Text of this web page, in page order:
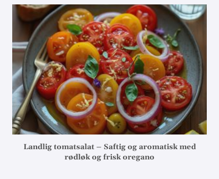
Landlig tomatsalat – Saftig og aromatisk med
rødløk og frisk oregano